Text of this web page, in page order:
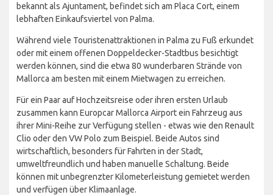
bekannt als Ajuntament, befindet sich am Placa Cort, einem
lebhaften Einkaufsviertel von Palma.
Während viele Touristenattraktionen in Palma zu Fuß erkundet
oder mit einem offenen Doppeldecker-Stadtbus besichtigt
werden können, sind die etwa 80 wunderbaren Strände von
Mallorca am besten mit einem Mietwagen zu erreichen.
Für ein Paar auf Hochzeitsreise oder ihren ersten Urlaub
zusammen kann Europcar Mallorca Airport ein Fahrzeug aus
ihrer Mini-Reihe zur Verfügung stellen - etwas wie den Renault
Clio oder den VW Polo zum Beispiel. Beide Autos sind
wirtschaftlich, besonders für Fahrten in der Stadt,
umweltfreundlich und haben manuelle Schaltung. Beide
können mit unbegrenzter Kilometerleistung gemietet werden
und verfügen über Klimaanlage.